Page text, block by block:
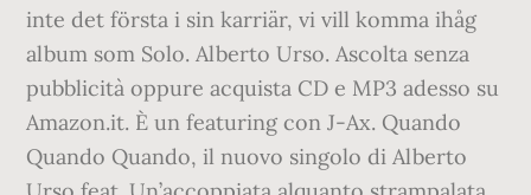
inte det första i sin karriär, vi vill komma ihåg
album som Solo. Alberto Urso. Ascolta senza
pubblicità oppure acquista CD e MP3 adesso su
Amazon.it. È un featuring con J-Ax. Quando
Quando Quando, il nuovo singolo di Alberto